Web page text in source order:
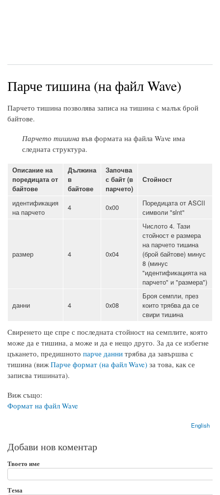
Парче тишина (на файл Wave)
Парчето тишина позволява записа на тишина с малък брой
байтове.
Парчето тишина във формата на файла Wave има
следната структура.
Описание на
поредицата от
байтове
Дължина
в
байтове
Започва
с байт (в
парчето)
Стойност
идентификация
на парчето
4 0x00
Поредицата от ASCII
символи "slnt"
размер 4 0x04
Числото 4. Тази
стойност е размера
на парчето тишина
(брой байтове) минус
8 (минус
"идентификацията на
парчето" и "размера")
данни 4 0x08
Броя семпли, през
които трябва да се
свири тишина
Свиренето ще спре с последната стойност на семплите, която
може да е тишина, а може и да е нещо друго. За да се избегне
цъкането, предишното парче данни трябва да завършва с
тишина (виж Парче формат (на файл Wave) за това, как се
записва тишината).
Виж също:
Формат на файл Wave
English
Добави нов коментар
Твоето име
Тема